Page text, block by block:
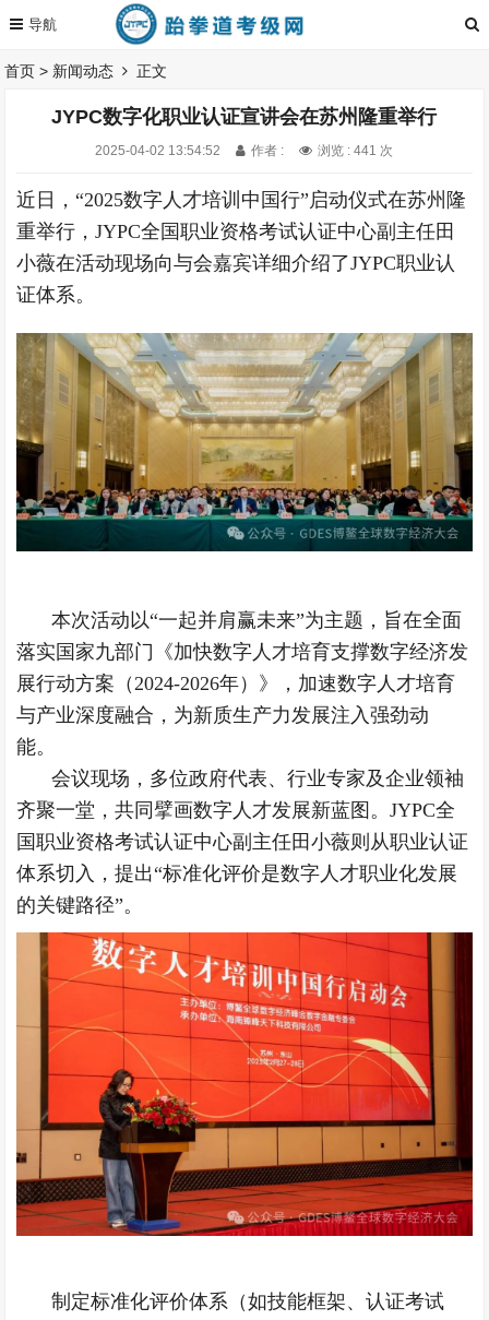
首页 > 新闻动态 正文
JYPC数字化职业认证宣讲会在苏州隆重举行
2025-04-02 13:54:52 作者 : 浏览 : 441 次
近日，“2025数字人才培训中国行”启动仪式在苏州隆
重举行，JYPC全国职业资格考试认证中心副主任田
小薇在活动现场向与会嘉宾详细介绍了JYPC职业认
证体系。
本次活动以“一起并肩赢未来”为主题，旨在全面
落实国家九部门《加快数字人才培育支撑数字经济发
展行动方案（2024-2026年）》，加速数字人才培育
与产业深度融合，为新质生产力发展注入强劲动
能。
会议现场，多位政府代表、行业专家及企业领袖
齐聚一堂，共同擘画数字人才发展新蓝图。JYPC全
国职业资格考试认证中心副主任田小薇则从职业认证
体系切入，提出“标准化评价是数字人才职业化发展
的关键路径”。
制定标准化评价体系（如技能框架、认证考试